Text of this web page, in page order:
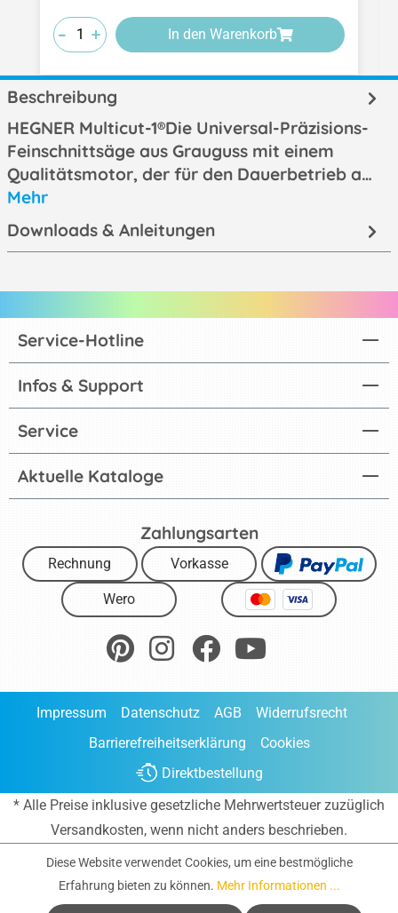
-
-
- +
+
+ In den Warenkorb
Beschreibung
HEGNER Multicut-1®Die Universal-Präzisions-
Feinschnittsäge aus Grauguss mit einem
Qualitätsmotor, der für den Dauerbetrieb a…
Mehr
Downloads & Anleitungen
Aktuelle Kataloge
Service-Hotline
Infos & Support
Service
Zahlungsarten
Rechnung Vorkasse
Wero
Impressum Datenschutz AGB
Widerrufsrecht
Barrierefreiheitserklärung
Cookies
Direktbestellung
* Alle Preise inklusive gesetzliche Mehrwertsteuer zuzüglich
Versandkosten, wenn nicht anders beschrieben.
Diese Website verwendet Cookies, um eine bestmögliche
Erfahrung bieten zu können. Mehr Informationen ...